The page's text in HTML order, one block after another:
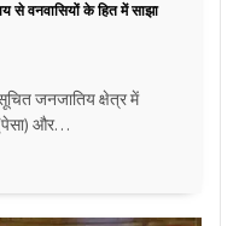
से वनवासियों के हित में साझा
जनजातिय क्षेत्र में
(पेसा) और…